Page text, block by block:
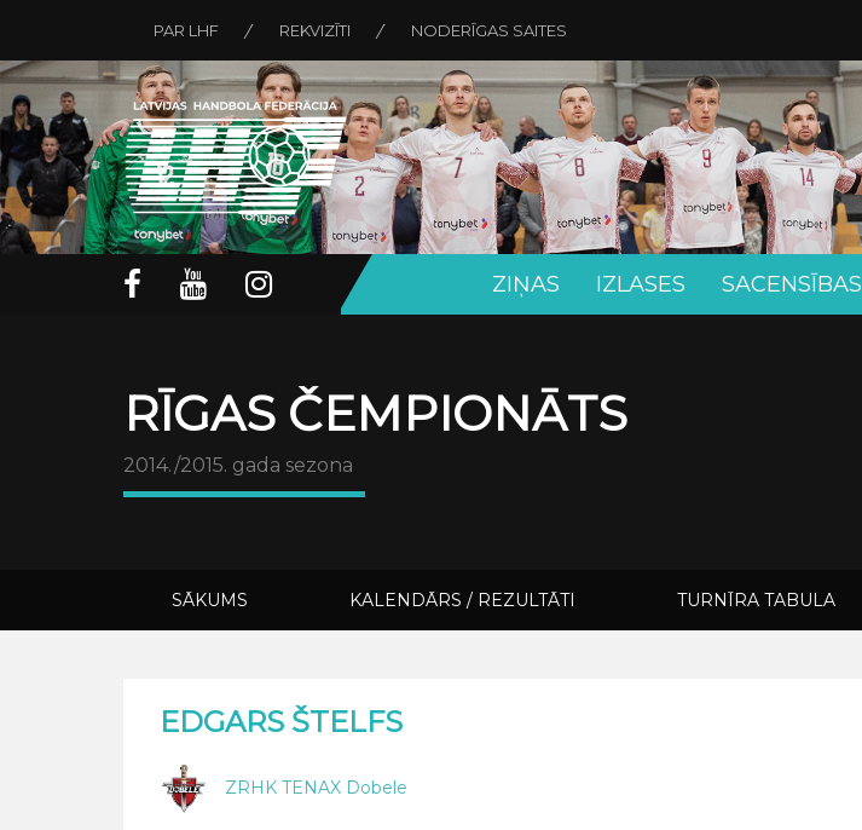
PAR LHF REKVIZĪTI NODERĪGAS SAITES
ZIŅAS IZLASES SACENSĪBAS
RĪGAS ČEMPIONĀTS
2014./2015. gada sezona
SĀKUMS KALENDĀRS / REZULTĀTI TURNĪRA TABULA
EDGARS ŠTELFS
ZRHK TENAX Dobele